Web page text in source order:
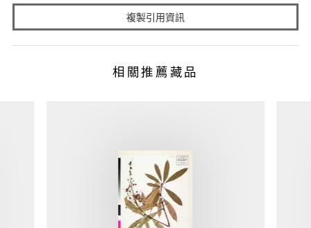
複製引用資訊
相關推薦藏品